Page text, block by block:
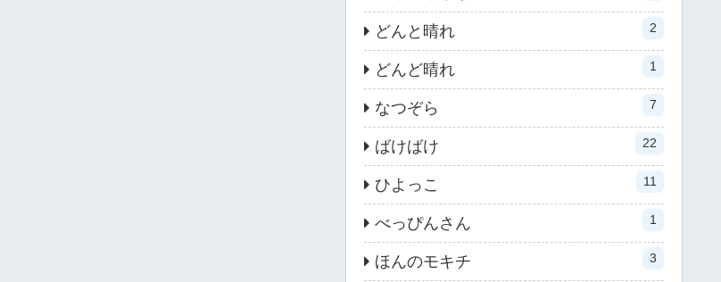
どんと晴れ 2
どんど晴れ 1
なつぞら 7
ばけばけ 22
ひよっこ 11
べっぴんさん 1
ほんのモキチ 3